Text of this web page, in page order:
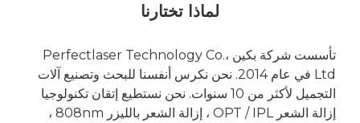
لماذا تختارنا
تأسست شركة بكين Perfectlaser Technology Co.،
Ltd في عام 2014. نحن نكرس أنفسنا للبحث وتصنيع آلات
التجميل لأكثر من 10 سنوات. نحن نستطيع إتقان تكنولوجيا
إزالة الشعر OPT / IPL ، إزالة الشعر بالليزر 808nm ،